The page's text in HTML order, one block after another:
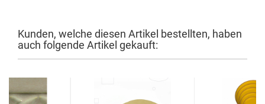
Kunden, welche diesen Artikel bestellten, haben
auch folgende Artikel gekauft: